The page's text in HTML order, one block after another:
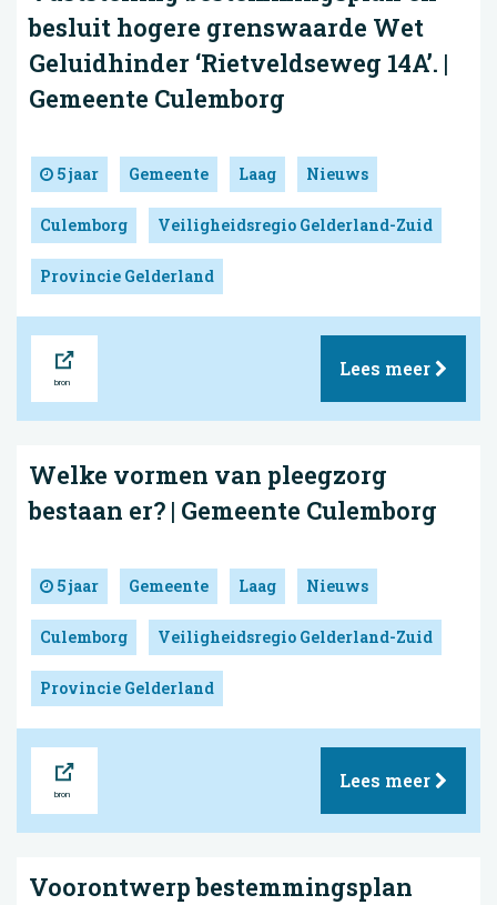
besluit hogere grenswaarde Wet
Geluidhinder ‘Rietveldseweg 14A’. |
Gemeente Culemborg
5 jaar Gemeente Laag Nieuws
Culemborg Veiligheidsregio Gelderland-Zuid
Provincie Gelderland
Lees meer
Welke vormen van pleegzorg
bestaan er? | Gemeente Culemborg
5 jaar Gemeente Laag Nieuws
Culemborg Veiligheidsregio Gelderland-Zuid
Provincie Gelderland
Lees meer
Voorontwerp bestemmingsplan